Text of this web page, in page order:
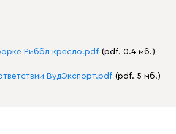
Риббл кресло.pdf (pdf. 0.4 мб.)
ВудЭкспорт.pdf (pdf. 5 мб.)